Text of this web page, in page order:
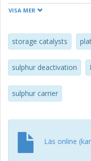
during the lean, the
kept equally long (5
calculations for the
VISA MER
storage catalysts
sulphur deactivation
sulphur carrier
Läs online